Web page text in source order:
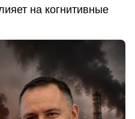
на когнитивные